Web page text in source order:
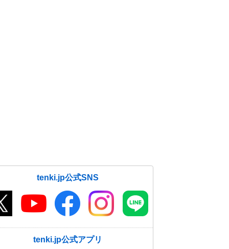
tenki.jp公式SNS
tenki.jp公式アプリ